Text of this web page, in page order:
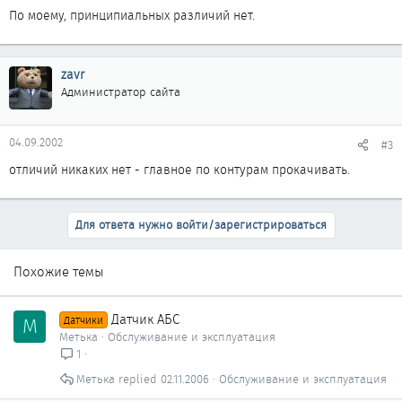
По моему, принципиальных различий нет.
zavr
Администратор сайта
04.09.2002 #3
отличий никаких нет - главное по контурам прокачивать.
Для ответа нужно войти/зарегистрироваться
Похожие темы
М Датчики Датчик АБС
Метька
Обслуживание и эксплуатация
1
Обслуживание и эксплуатация
02.11.2006
Метька